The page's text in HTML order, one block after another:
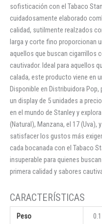
sofisticación con el Tabaco
cuidadosamente elaborado
calidad, sutilmente realzados
larga y corte fino proporcionan
aquellos que buscan cigarrillos
cautivador. Ideal para aquellos
calada, este producto viene en
Disponible en Distribuidora
un display de 5 unidades a
en el mundo de Stanley y
(Natural), Manzana, el 17 (Uva),
satisfacer los gustos más
cada bocanada con el Tabaco
insuperable para quienes
primera calidad y sabores
Peso